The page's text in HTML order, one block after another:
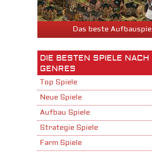
Das beste
DIE BESTEN SPIELE NACH
GENRES
Top Spiele
Neue Spiele
Aufbau Spiele
Strategie Spiele
Farm Spiele